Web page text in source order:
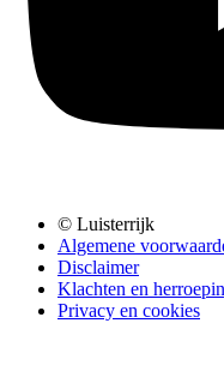
© Luisterrijk
Algemene
Disclaimer
Klachten en
Privacy en cookies